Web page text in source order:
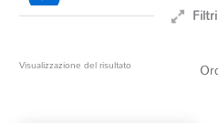
Filtri
Visualizzazione del risultato